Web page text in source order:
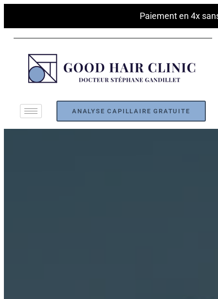
Paiement en 4x sans frais
ANALYSE CAPILLAIRE GRATUITE